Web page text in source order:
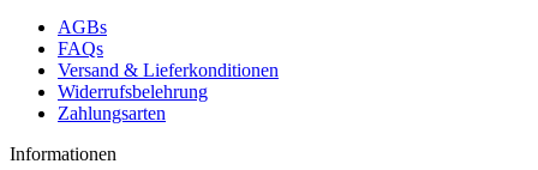
AGBs
FAQs
Versand & Lieferkonditionen
Widerrufsbelehrung
Zahlungsarten
Informationen